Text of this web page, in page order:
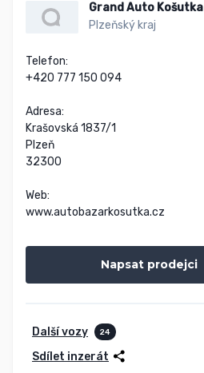
Grand Auto Košutka
Plzeňský kraj
Telefon:
+420 777 150 094
Adresa:
Krašovská 1837/1
Plzeň
32300
Web:
www.autobazarkosutka.cz
Napsat prodejci
Další vozy 24
Sdílet inzerát